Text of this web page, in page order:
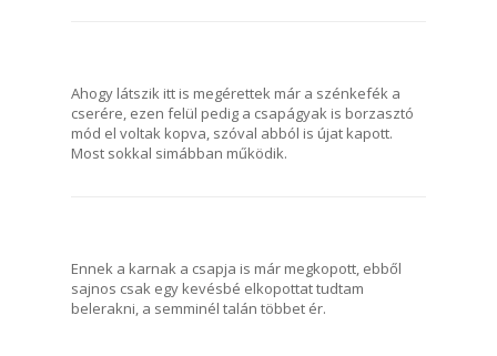
Ahogy látszik itt is megérettek már a szénkefék a
cserére, ezen felül pedig a csapágyak is borzasztó
mód el voltak kopva, szóval abból is újat kapott.
Most sokkal simábban működik.
Ennek a karnak a csapja is már megkopott, ebből
sajnos csak egy kevésbé elkopottat tudtam
belerakni, a semminél talán többet ér.